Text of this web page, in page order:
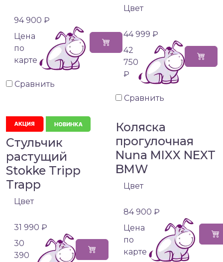
94 900 ₽
Цена
по
карте
Сравнить
Цвет
44 999 ₽
42
750
₽
Сравнить
Стульчик
растущий
Stokke Tripp
Trapp
Цвет
31 990 ₽
30
390
Коляска
прогулочная
Nuna MIXX NEXT
BMW
Цвет
84 900 ₽
Цена
по
карте